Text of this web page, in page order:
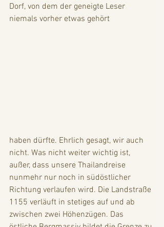
Dorf, von dem der geneigte Leser
niemals vorher etwas gehört
haben dürfte. Ehrlich gesagt, wir auch
nicht. Was nicht weiter wichtig ist,
außer, dass unsere Thailandreise
nunmehr nur noch in südöstlicher
Richtung verlaufen wird. Die Landstraße
1155 verläuft in stetiges auf und ab
zwischen zwei Höhenzügen. Das